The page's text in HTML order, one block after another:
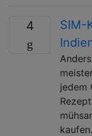
4
SIM-
jedem